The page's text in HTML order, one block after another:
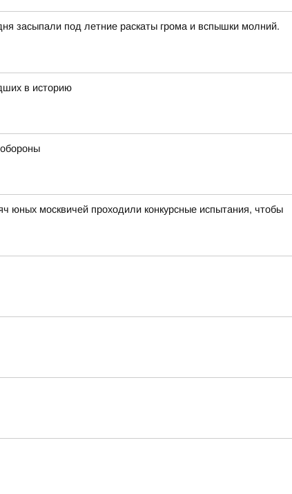
засыпали под летние раскаты грома и вспышки молний.
в историю
юных москвичей проходили конкурсные испытания, чтобы